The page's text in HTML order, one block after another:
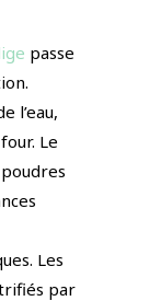
passe
l’eau,
Le
Les
par